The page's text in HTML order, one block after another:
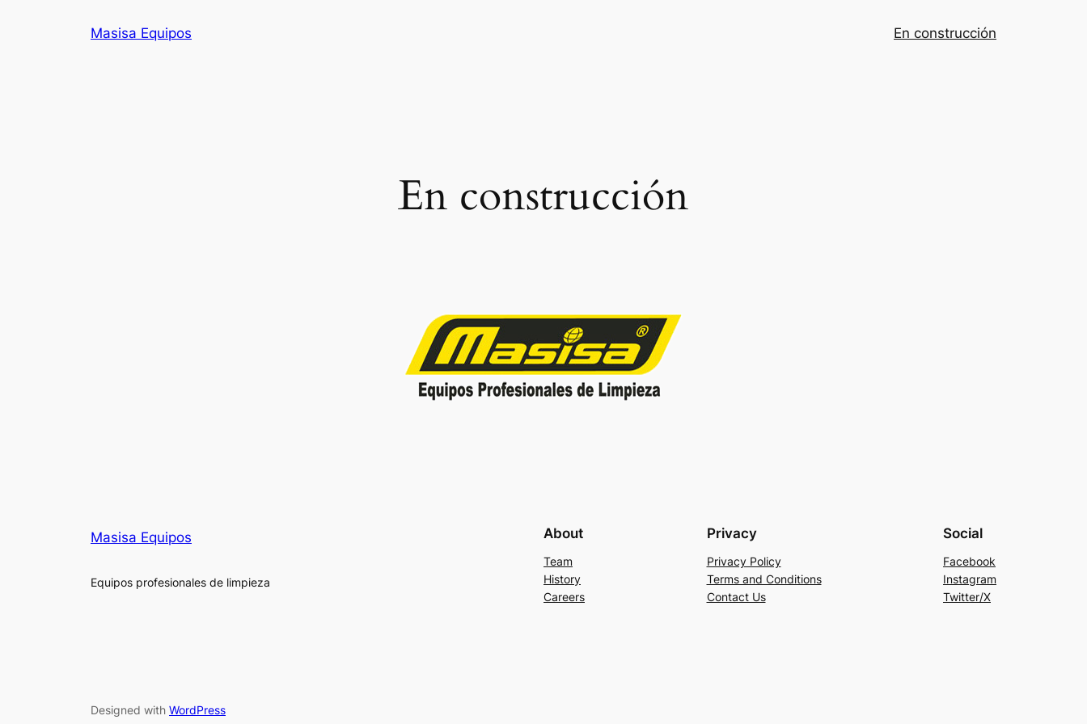
Masisa Equipos En construcción
En construcción
Masisa Equipos
Equipos profesionales de limpieza
About
Team
History
Careers
Privacy
Privacy Policy
Terms and Conditions
Contact Us
Social
Facebook
Instagram
Twitter/X
Designed with WordPress